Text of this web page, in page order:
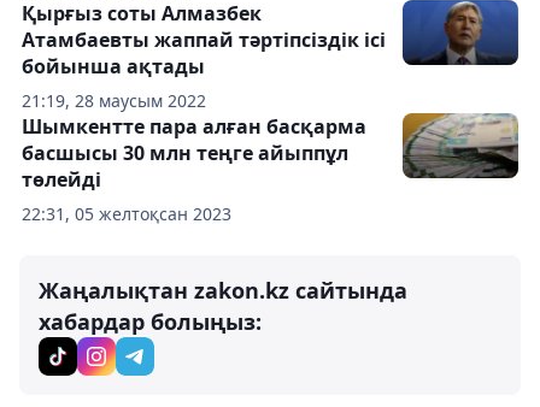
21:19, 28 маусым 2022
Қырғыз соты Алмазбек
Атамбаевты жаппай тәртіпсіздік ісі
бойынша ақтады
22:31, 05 желтоқсан 2023
Шымкентте пара алған басқарма
басшысы 30 млн теңге айыппұл
төлейді
Жаңалықтан zakon.kz сайтында
хабардар болыңыз: